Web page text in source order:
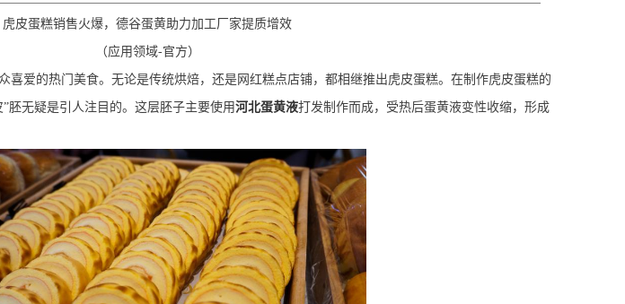
虎皮蛋糕销售火爆，德谷蛋黄助力加工厂家提质增效
（应用领域-官方）
喜爱的热门美食。 无论是传统烘焙， 还是网红糕点店铺， 都相继推出虎皮蛋糕。 在制作虎皮蛋糕的
”胚无疑是引人注目的。这层胚子主要使用河北蛋黄液打发制作而成，受热后蛋黄液变性收缩，形成